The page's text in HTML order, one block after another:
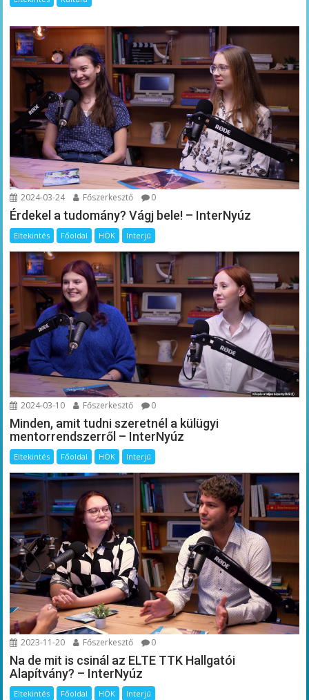
2024-03-24 Főszerkesztő 0
Érdekel a tudomány? Vágj bele! – InterNyúz
Eltekintés Főoldal HÖK Interjú
2024-03-10 Főszerkesztő 0
Minden, amit tudni szeretnél a külügyi
mentorrendszerről – InterNyúz
Eltekintés Főoldal HÖK Interjú
2023-11-20 Főszerkesztő 0
Na de mit is csinál az ELTE TTK Hallgatói
Alapítvány? – InterNyúz
Eltekintés Főoldal HÖK Interjú